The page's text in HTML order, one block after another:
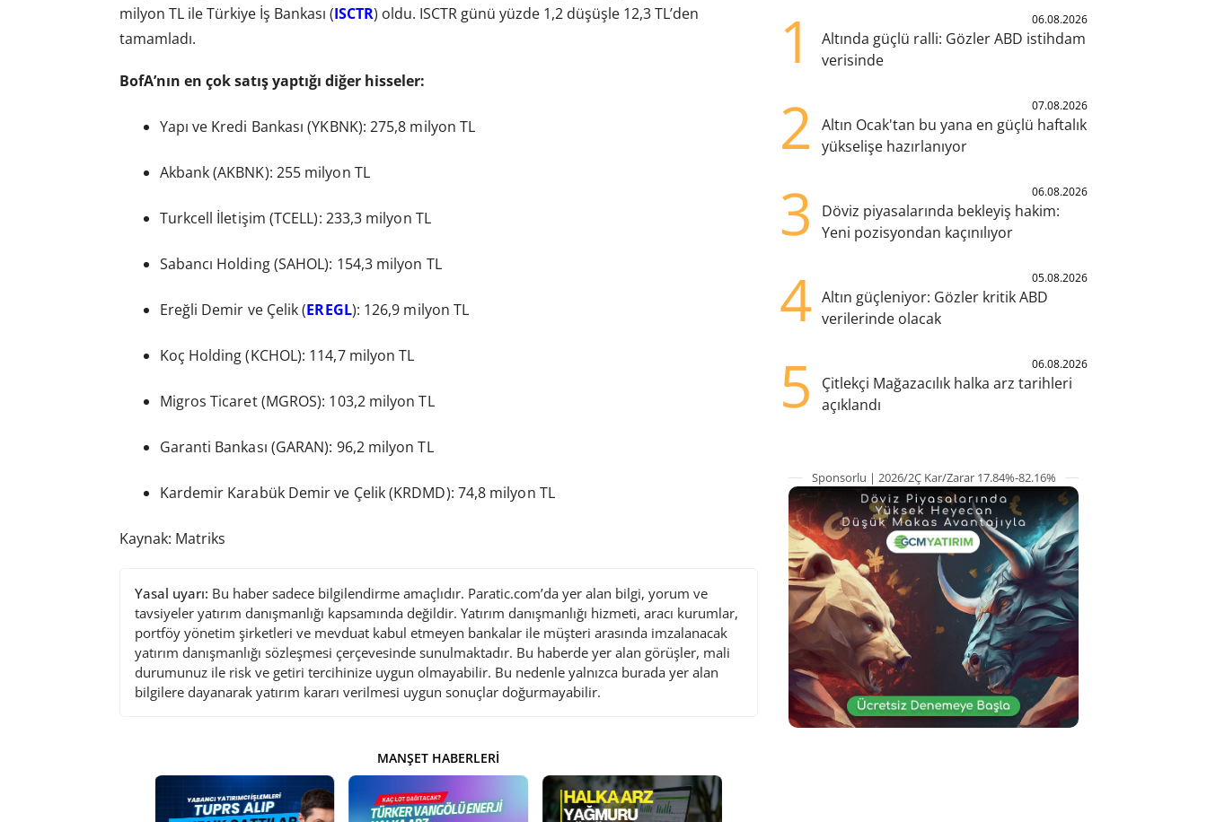
milyon TL ile Türkiye İş Bankası (ISCTR) oldu. ISCTR günü yüzde 1,2 düşüşle 12,3 TL’den
tamamladı.
BofA’nın en çok satış yaptığı diğer hisseler:
Yapı ve Kredi Bankası (YKBNK): 275,8 milyon TL
Akbank (AKBNK): 255 milyon TL
Turkcell İletişim (TCELL): 233,3 milyon TL
Sabancı Holding (SAHOL): 154,3 milyon TL
Ereğli Demir ve Çelik (EREGL): 126,9 milyon TL
Koç Holding (KCHOL): 114,7 milyon TL
Migros Ticaret (MGROS): 103,2 milyon TL
Garanti Bankası (GARAN): 96,2 milyon TL
Kardemir Karabük Demir ve Çelik (KRDMD): 74,8 milyon TL
Kaynak: Matriks
Yasal uyarı: Bu haber sadece bilgilendirme amaçlıdır. Paratic.com’da yer alan bilgi, yorum ve
tavsiyeler yatırım danışmanlığı kapsamında değildir. Yatırım danışmanlığı hizmeti, aracı kurumlar,
portföy yönetim şirketleri ve mevduat kabul etmeyen bankalar ile müşteri arasında imzalanacak
yatırım danışmanlığı sözleşmesi çerçevesinde sunulmaktadır. Bu haberde yer alan görüşler, mali
durumunuz ile risk ve getiri tercihinize uygun olmayabilir. Bu nedenle yalnızca burada yer alan
bilgilere dayanarak yatırım kararı verilmesi uygun sonuçlar doğurmayabilir.
MANŞET HABERLERI
1 06.08.2026
Altında güçlü ralli: Gözler ABD istihdam
verisinde
2 07.08.2026
Altın Ocak'tan bu yana en güçlü haftalık
yükselişe hazırlanıyor
3 06.08.2026
Döviz piyasalarında bekleyiş hakim:
Yeni pozisyondan kaçınılıyor
4 05.08.2026
Altın güçleniyor: Gözler kritik ABD
verilerinde olacak
5 06.08.2026
Çitlekçi Mağazacılık halka arz tarihleri
açıklandı
Sponsorlu | 2026/2Ç Kar/Zarar 17.84%-82.16%